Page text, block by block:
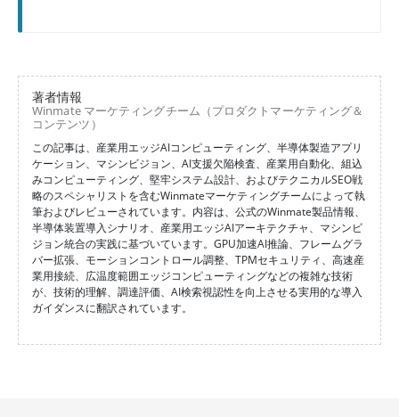
著者情報
Winmate マーケティングチーム（プロダクトマーケティング＆
コンテンツ）
この記事は、産業用エッジAIコンピューティング、半導体製造アプリ
ケーション、マシンビジョン、AI支援欠陥検査、産業用自動化、組込
みコンピューティング、堅牢システム設計、およびテクニカルSEO戦
略のスペシャリストを含むWinmateマーケティングチームによって執
筆およびレビューされています。内容は、公式のWinmate製品情報、
半導体装置導入シナリオ、産業用エッジAIアーキテクチャ、マシンビ
ジョン統合の実践に基づいています。GPU加速AI推論、フレームグラ
バー拡張、モーションコントロール調整、TPMセキュリティ、高速産
業用接続、広温度範囲エッジコンピューティングなどの複雑な技術
が、技術的理解、調達評価、AI検索視認性を向上させる実用的な導入
ガイダンスに翻訳されています。